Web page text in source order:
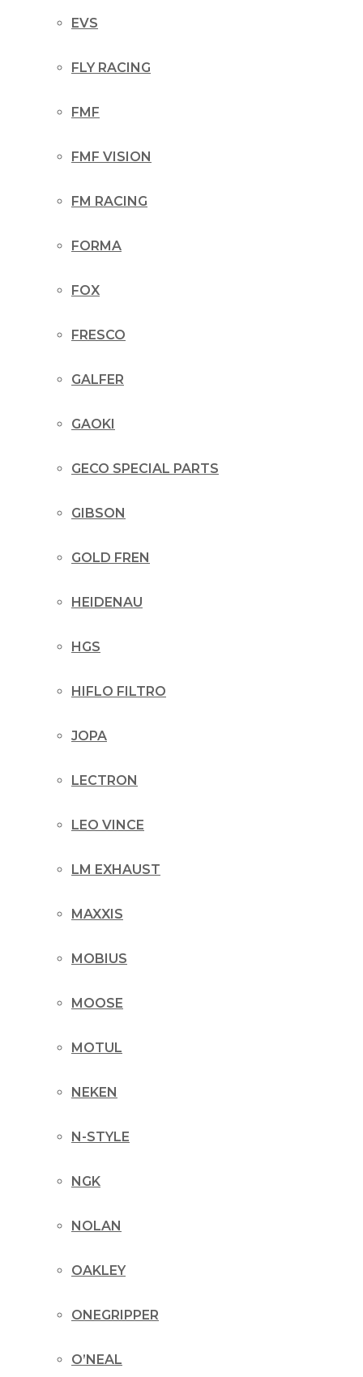
EVS
FLY RACING
FMF
FMF VISION
FM RACING
FORMA
FOX
FRESCO
GALFER
GAOKI
GECO SPECIAL PARTS
GIBSON
GOLD FREN
HEIDENAU
HGS
HIFLO FILTRO
JOPA
LECTRON
LEO VINCE
LM EXHAUST
MAXXIS
MOBIUS
MOOSE
MOTUL
NEKEN
N-STYLE
NGK
NOLAN
OAKLEY
ONEGRIPPER
O’NEAL